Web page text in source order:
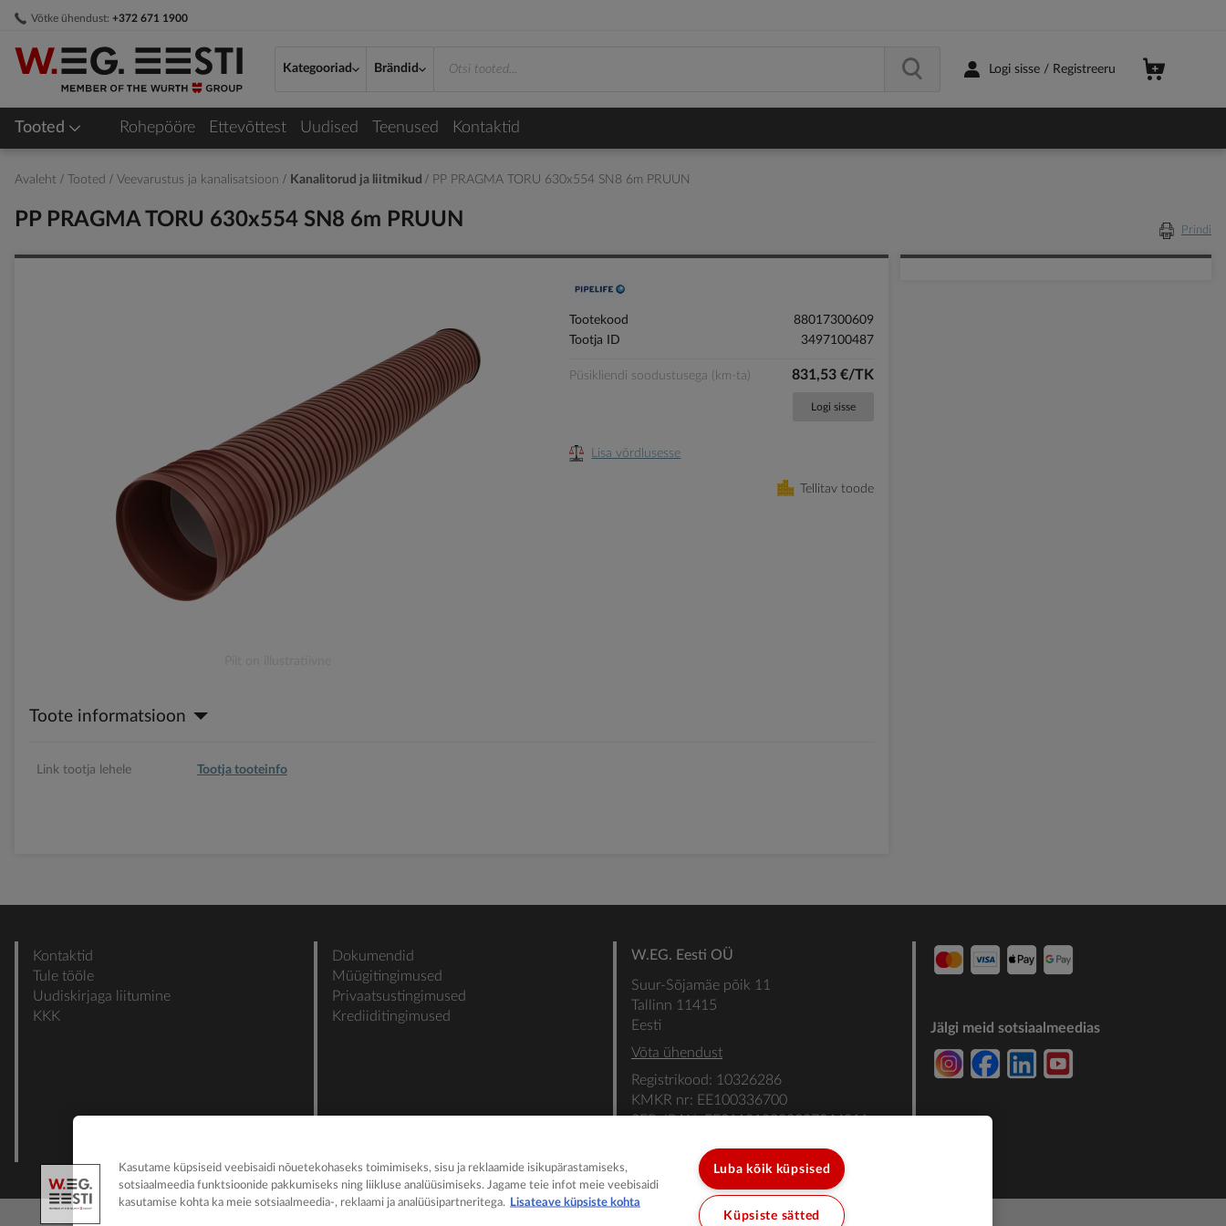
Võtke ühendust: +372 671 1900
Skip
Content
Kategooriad
Brändid Logi sisse / Registreeru
Tooted Rohepööre Ettevõttest Uudised Teenused Kontaktid
Avaleht Tooted Veevarustus ja kanalisatsioon Kanalitorud ja liitmikud PP PRAGMA TORU 630x554 SN8 6m PRUUN
PP PRAGMA TORU 630x554 SN8 6m PRUUN Prindi
beginning
images
Tootekood
88017300609
Tootja ID
3497100487
Püsikliendi soodustusega (km-ta) 831,53 €/TK
Logi sisse
Lisa võrdlusesse
Tellitav toode
Toote informatsioon
Link tootja lehele Tootja tooteinfo
Kontaktid
Tule tööle
Uudiskirjaga liitumine
KKK
Dokumendid
Müügitingimused
Privaatsustingimused
Krediiditingimused
W.EG. Eesti OÜ
Suur-Sõjamäe põik 11
Tallinn 11415
Eesti
Võta ühendust
Registrikood: 10326286
KMKR nr: EE100336700
SEB: IBAN: EE311010220007244011
Jälgi meid sotsiaalmeedias
Kasutame küpsiseid veebisaidi nõuetekohaseks toimimiseks, sisu ja reklaamide isikupärastamiseks,
sotsiaalmeedia funktsioonide pakkumiseks ning liikluse analüüsimiseks. Jagame teie infot meie veebisaidi
kasutamise kohta ka meie sotsiaalmeedia-, reklaami ja analüüsipartneritega.
Lisateave küpsiste kohta
Luba kõik küpsised
Küpsiste sätted